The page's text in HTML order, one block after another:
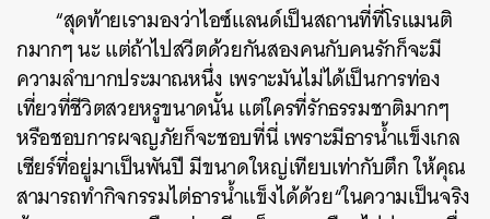
“สุดท้ายเรามองว่าไอซ์แลนด์เป็นสถานที่ที่โรแมนติ
กมากๆ นะ แต่ถ้าไปสวีตด้วยกันสองคนกับคนรักก็จะมี
ความลำบากประมาณหนึ่ง เพราะมันไม่ได้เป็นการท่อง
เที่ยวที่ชีวิตสวยหรูขนาดนั้น แต่ใครที่รักธรรมชาติมากๆ
หรือชอบการผจญภัยก็จะชอบที่นี่ เพราะมีธารน้ำแข็งเกล
เซียร์ที่อยู่มาเป็นพันปี มีขนาดใหญ่เทียบเท่ากับตึก ให้คุณ
สามารถทำกิจกรรมไต่ธารน้ำแข็งได้ด้วย“ในความเป็นจริง